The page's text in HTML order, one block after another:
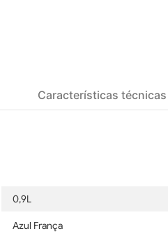
Características técnicas
0,9L
Azul França